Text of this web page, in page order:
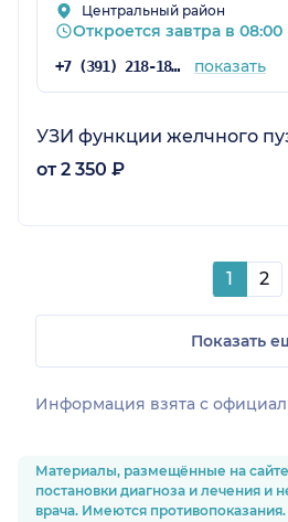
Центральный район
Откроется завтра в 08:00
+7 (391) 218-18-01 показать
УЗИ функции желчного
от 2 350 ₽
1 2
Показать
Информация взята c
Материалы, размещённые на
постановки диагноза и лечения и
врача. Имеются